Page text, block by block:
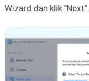
Wizard dan klik "Next".